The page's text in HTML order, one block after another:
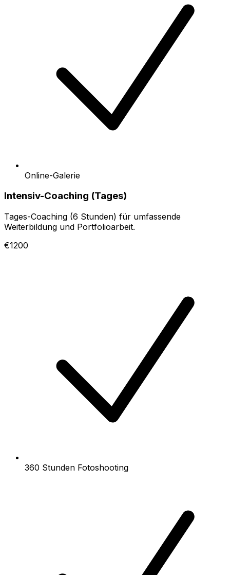
Online-Galerie
Intensiv-Coaching (Tages)
Tages-Coaching (6 Stunden) für umfassende
Weiterbildung und Portfolioarbeit.
€1200
360 Stunden Fotoshooting